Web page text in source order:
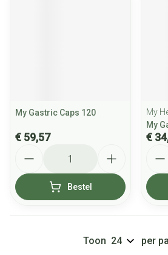
My Gastric Caps 120
€ 59,57
Bestel
My
My
€
Toon per